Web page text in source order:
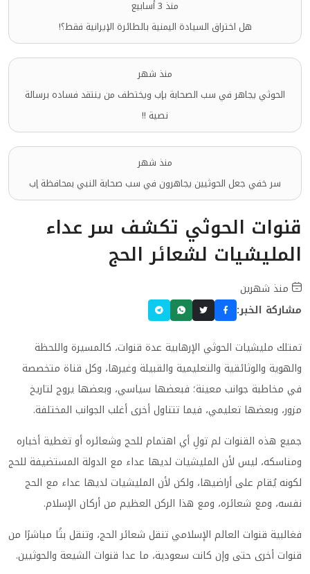
منذ 3 أسابيع
هل اختراق السيادة اليمنية بالطائرة الإيرانية فقط؟!
منذ شهر
الحوثي يجاهر في سب الصحابة بإب ويختطف من ينتقد فساده برسالة
نصية !!
منذ شهر
سر خفي جعل الحوثيين يجاهرون في سب صحابة النبي بمحافظة إب
قنوات الحوثي تكشف سر عداء
المليشيات لشعائر الحج
منذ شهرين
مشاركة الخبر:
تمتلك مليشيات الحوثي الإرهابية عدة قنوات، كالمسيرة واللحظة
والهوية والوثائقية والتعليمية والقبيلة وغيرها، وكل قناة متخصصة
في مخاطبة جوانب معينة؛ فبعضها سياسي، وبعضها يروج لتاريخ
مزور، وبعضها تعليمي، فيما تتناول أخرى أغلب الجوانب المختلفة.
جميع هذه القنوات لم تولِ أي اهتمام للحج وشعائره أو تغطية أخباره
ومناسكه، ليس لأن المليشيات لديها عداء مع الدولة المستضيفة للحج
لكونه يُقام على أراضيها، ولكن لأن المليشيات لديها عداء مع الحج
نفسه، ومع شعائره، ومع هذا الركن العظيم من أركان الإسلام.
فغالبية قنوات العالم الإسلامي تنقل شعائر الحج، وتنقل بثًا مباشرًا من
قنوات أخرى حتى وإن كانت سعودية، ما عدا قنوات الشيعة والحوثيين.